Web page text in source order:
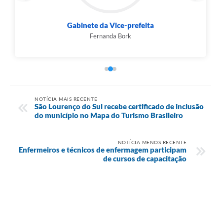
Gabinete da Vice-prefeita
Fernanda Bork
NOTÍCIA MAIS RECENTE
São Lourenço do Sul recebe certificado de inclusão
do município no Mapa do Turismo Brasileiro
NOTÍCIA MENOS RECENTE
Enfermeiros e técnicos de enfermagem participam
de cursos de capacitação